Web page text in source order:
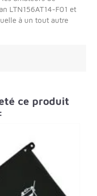
LTN156AT14-F01 et
à un tout autre
ce produit